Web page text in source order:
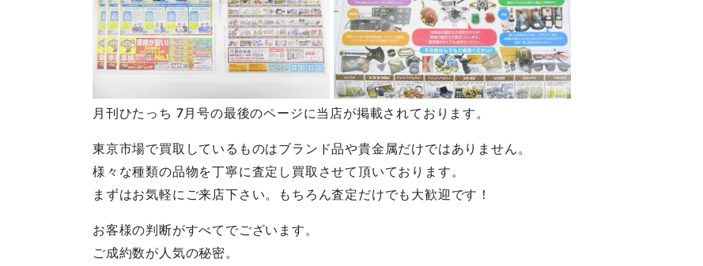
月刊ひたっち 7月号の最後のページに当店が掲載されております。
東京市場で買取しているものはブランド品や貴金属だけではありません。
様々な種類の品物を丁寧に査定し買取させて頂いております。
まずはお気軽にご来店下さい。もちろん査定だけでも大歓迎です！
お客様の判断がすべてでございます。
ご成約数が人気の秘密。